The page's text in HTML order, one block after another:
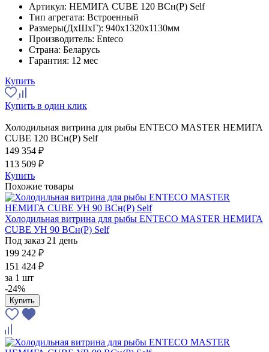
Артикул: НЕМИГА CUBE 120 ВСн(Р) Self
Тип агрегата: Встроенный
Размеры(ДхШхГ): 940x1320x1130мм
Производитель: Enteco
Страна: Беларусь
Гарантия: 12 мес
Купить
Купить в один клик
Холодильная витрина для рыбы ENTECO MASTER НЕМИГА
CUBE 120 ВСн(Р) Self
149 354 ₽
113 509 ₽
Купить
Похожие товары
Холодильная витрина для рыбы ENTECO MASTER НЕМИГА
CUBE УН 90 ВСн(Р) Self
Под заказ 21 день
199 242 ₽
151 424 ₽
за 1 шт
-24%
Купить